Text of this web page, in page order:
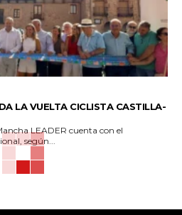
LA VUELTA CICLISTA CASTILLA-
LEADER cuenta con el
según...